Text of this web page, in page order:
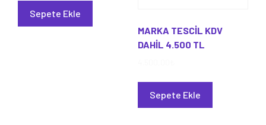
Sepete Ekle
MARKA TESCİL KDV
DAHİL 4.500 TL
Sepete Ekle